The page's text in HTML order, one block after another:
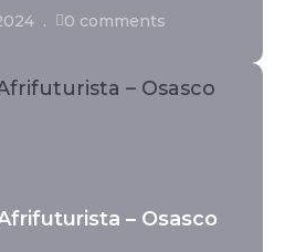
0 comments
– Osasco